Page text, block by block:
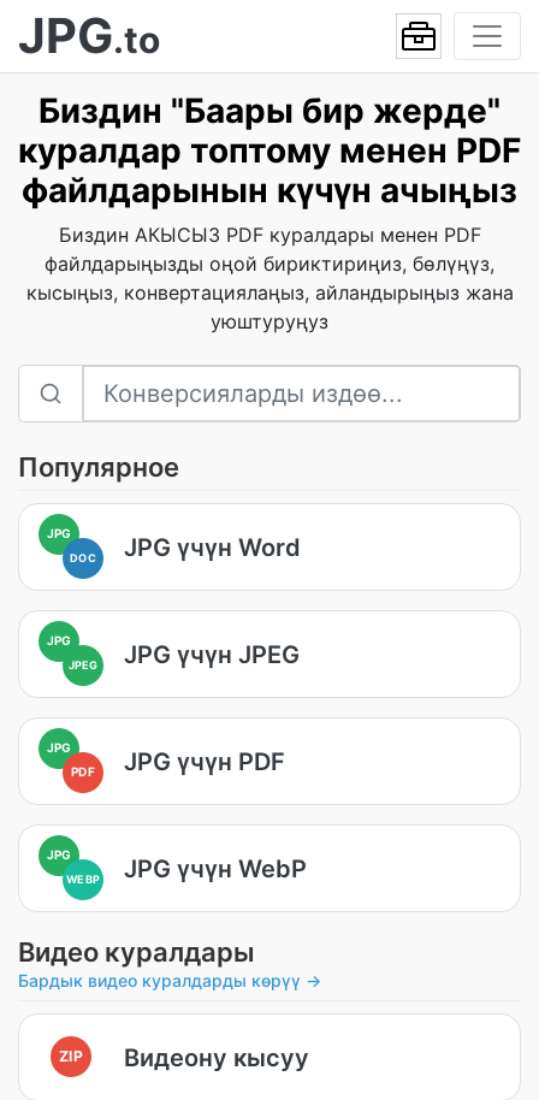
JPG.to
Биздин "Баары бир жерде"
куралдар топтому менен PDF
файлдарынын күчүн ачыңыз
Биздин АКЫСЫЗ PDF куралдары менен PDF
файлдарыңызды оңой бириктириңиз, бөлүңүз,
кысыңыз, конвертациялаңыз, айландырыңыз жана
уюштуруңуз
Популярное
JPG
DOC JPG үчүн Word
JPG
JPEG JPG үчүн JPEG
JPG
PDF
JPG үчүн PDF
JPG
WEBP JPG үчүн WebP
Видео куралдары
Бардык видео куралдарды көрүү →
ZIP Видеону кысуу